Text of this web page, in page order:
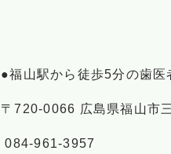
●福山駅から徒歩5分の歯医
〒720-0066 広島県福山市
084-961-3957